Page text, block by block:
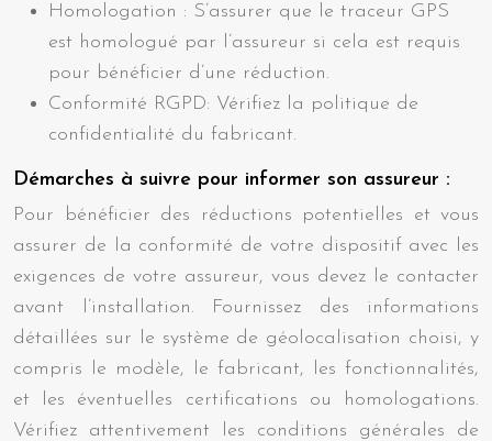
Homologation : S’assurer que le traceur GPS
est homologué par l’assureur si cela est requis
pour bénéficier d’une réduction.
Conformité RGPD: Vérifiez la politique de
confidentialité du fabricant.
Démarches à suivre pour informer son assureur :
Pour bénéficier des réductions potentielles et vous
assurer de la conformité de votre dispositif avec les
exigences de votre assureur, vous devez le contacter
avant l’installation. Fournissez des informations
détaillées sur le système de géolocalisation choisi, y
compris le modèle, le fabricant, les fonctionnalités,
et les éventuelles certifications ou homologations.
Vérifiez attentivement les conditions générales de